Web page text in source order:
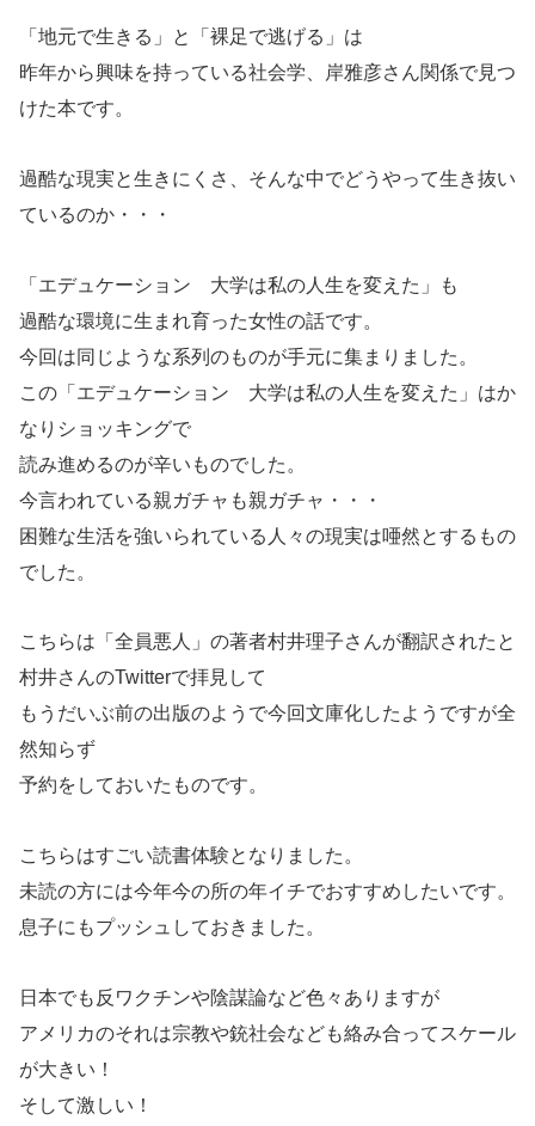
「地元で生きる」と「裸足で逃げる」は
昨年から興味を持っている社会学、岸雅彦さん関係で見つ
けた本です。
過酷な現実と生きにくさ、そんな中でどうやって生き抜い
ているのか・・・
「エデュケーション 大学は私の人生を変えた」も
過酷な環境に生まれ育った女性の話です。
今回は同じような系列のものが手元に集まりました。
この「エデュケーション 大学は私の人生を変えた」はか
なりショッキングで
読み進めるのが辛いものでした。
今言われている親ガチャも親ガチャ・・・
困難な生活を強いられている人々の現実は唖然とするもの
でした。
こちらは「全員悪人」の著者村井理子さんが翻訳されたと
村井さんのTwitterで拝見して
もうだいぶ前の出版のようで今回文庫化したようですが全
然知らず
予約をしておいたものです。
こちらはすごい読書体験となりました。
未読の方には今年今の所の年イチでおすすめしたいです。
息子にもプッシュしておきました。
日本でも反ワクチンや陰謀論など色々ありますが
アメリカのそれは宗教や銃社会なども絡み合ってスケール
が大きい！
そして激しい！